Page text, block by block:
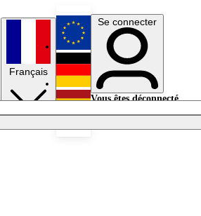
Français
English
Deutsch
Se connecter
Vous êtes déconnecté.